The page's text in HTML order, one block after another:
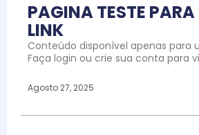
PAGINA TESTE
LINK
Conteúdo disponível apenas para
Faça login ou crie sua conta para
Agosto 27, 2025